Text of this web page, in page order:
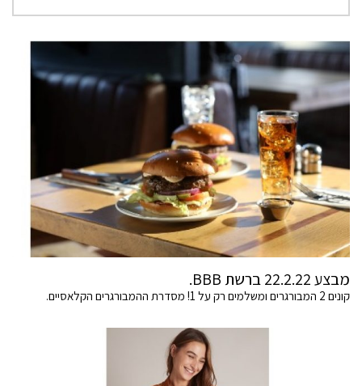
מבצע 22.2.22 ברשת BBB.
קונים 2 המבורגרים ומשלמים רק על 1! מסדרת ההמבורגרים הקלאסיים.